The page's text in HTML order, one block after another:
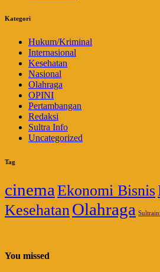
Kategori
Hukum/Kriminal
Internasional
Kesehatan
Nasional
Olahraga
OPINI
Pertambangan
Redaksi
Sultra Info
Uncategorized
Tag
cinema Ekonomi Bisnis
KesehatanOlahraga
You missed